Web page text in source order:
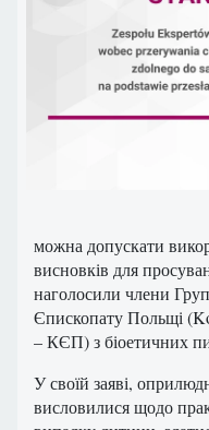
можна допускати
висновків для
наголосили члени
Єпископату Польщі
– КЄП) з біоетичних
У своїй заяві,
висловилися щодо